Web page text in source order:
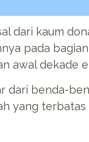
dari kaum
pada
awal dekade
dari benda-
yang